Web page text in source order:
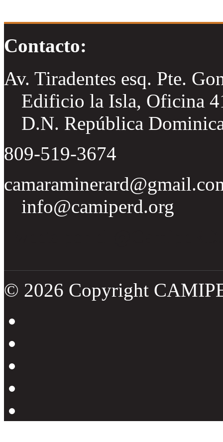
Contacto:
Av. Tiradentes esq. Pte.
Edificio la Isla, Oficina
D.N. República
809-519-3674
info@camiperd.org
© 2026 Copyright